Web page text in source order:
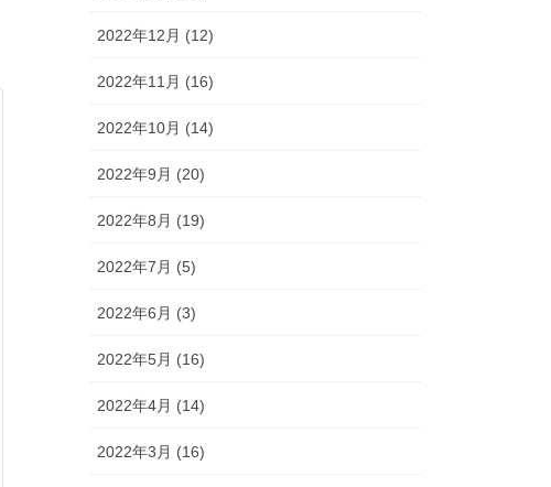
2022年12月 (12)
2022年11月 (16)
2022年10月 (14)
2022年9月 (20)
2022年8月 (19)
2022年7月 (5)
2022年6月 (3)
2022年5月 (16)
2022年4月 (14)
2022年3月 (16)